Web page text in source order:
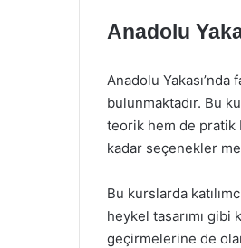
Anadolu
Anadolu
bulunmaktadır. Bu
teorik hem de pratik
kadar seçenekler
Bu kurslarda
heykel tasarımı gibi
geçirmelerine de